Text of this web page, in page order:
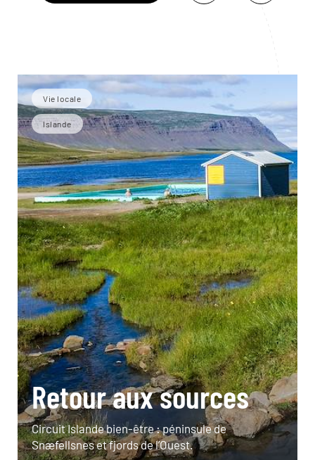
Vie locale
Islande
Retour aux sources
Circuit Islande bien-être : péninsule de
Snæfellsnes et fjords de l’Ouest.